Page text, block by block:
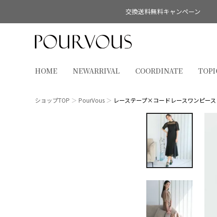
交換送料無料キャンペーン
HOME NEWARRIVAL COORDINATE
ショップTOP PourVous レーステープ×コードレースワンピース